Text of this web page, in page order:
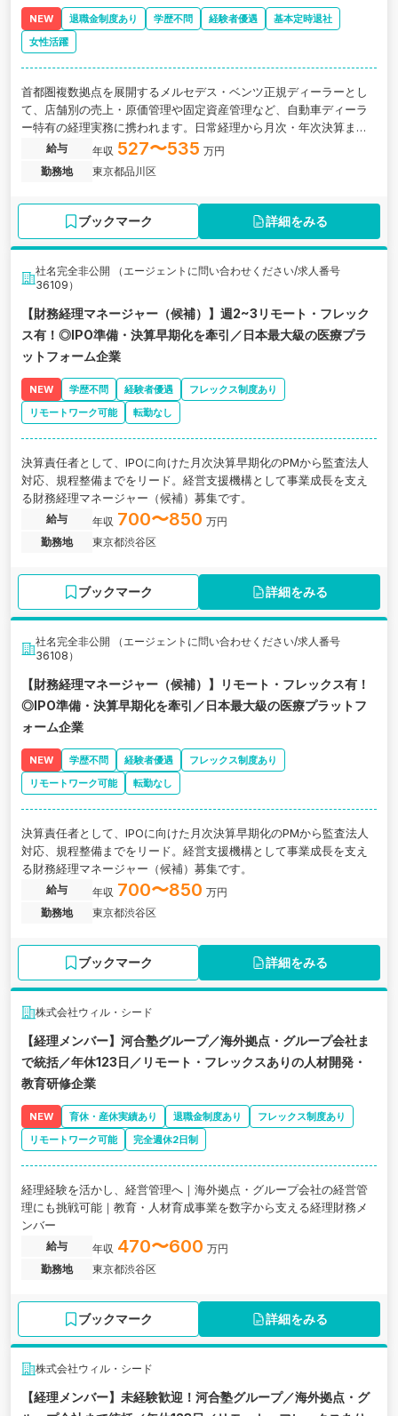
NEW 退職金制度あり 学歴不問 経験者優遇
基本定時退社
女性活躍
首都圏複数拠点を展開するメルセデス・ベンツ正規ディーラーとし
て、店舗別の売上・原価管理や固定資産管理など、自動車ディーラ
ー特有の経理実務に携われます。日常経理から月次・年次決算まで
一貫して担当し、将来的には経理組織の中核として業務改善やマネ
ジメントにも挑戦できる環境です。
給与 年収 527〜535 万円
勤務地
東京都品川区
ブックマーク 詳細をみる
社名完全非公開 （エージェントに問い合わせください/求人番号
36109）
【財務経理マネージャー（候補）】週2~3リモート・フレック
ス有！◎IPO準備・決算早期化を牽引／日本最大級の医療プラ
ットフォーム企業
NEW 学歴不問 経験者優遇
フレックス制度あり
リモートワーク可能
転勤なし
決算責任者として、IPOに向けた月次決算早期化のPMから監査法人
対応、規程整備までをリード。経営支援機構として事業成長を支え
る財務経理マネージャー（候補）募集です。
給与 年収 700〜850 万円
勤務地
東京都渋谷区
ブックマーク 詳細をみる
社名完全非公開 （エージェントに問い合わせください/求人番号
36108）
【財務経理マネージャー（候補）】リモート・フレックス有！
◎IPO準備・決算早期化を牽引／日本最大級の医療プラットフ
ォーム企業
NEW 学歴不問 経験者優遇
フレックス制度あり
リモートワーク可能
転勤なし
決算責任者として、IPOに向けた月次決算早期化のPMから監査法人
対応、規程整備までをリード。経営支援機構として事業成長を支え
る財務経理マネージャー（候補）募集です。
給与 年収 700〜850 万円
勤務地
東京都渋谷区
ブックマーク 詳細をみる
株式会社ウィル・シード
【経理メンバー】河合塾グループ／海外拠点・グループ会社ま
で統括／年休123日／リモート・フレックスありの人材開発・
教育研修企業
NEW 育休・産休実績あり 退職金制度あり
フレックス制度あり
リモートワーク可能
完全週休2日制
経理経験を活かし、経営管理へ｜海外拠点・グループ会社の経営管
理にも挑戦可能｜教育・人材育成事業を数字から支える経理財務メ
ンバー
給与 年収 470〜600 万円
勤務地
東京都渋谷区
ブックマーク 詳細をみる
株式会社ウィル・シード
【経理メンバー】未経験歓迎！河合塾グループ／海外拠点・グ